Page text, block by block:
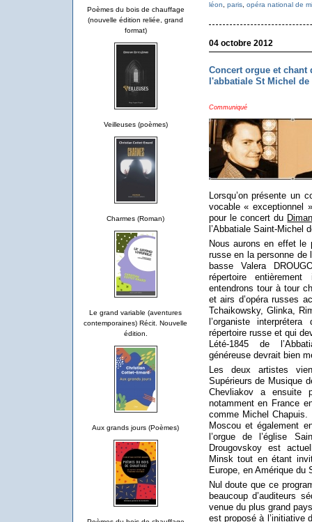
Poèmes du bois de chauffage
(nouvelle édition reliée, grand
format)
Veilleuses (poèmes)
Charmes (Roman)
Le grand variable (aventures
contemporaines) Récit. Nouvelle
édition.
Aux grands jours (Poèmes)
léon, paris, opéra national de
04 octobre 2012
Concert orgue et chant
l'abbatiale St Michel de
Communiqué
Lorsqu’on présente un
vocable « exceptionnel
pour le concert du
l’Abbatiale Saint-Michel
Nous aurons en effet le
russe en la personne de
basse Valera
répertoire
entendrons tour à tour
et airs d’opéra russes
Tchaikowsky, Glinka,
l’organiste
répertoire russe et qui
Lété-1845 de
généreuse devrait bien
Les deux artistes
Supérieurs de Musique
Chevliakov a ensuite
notamment en France
comme Michel Chapuis.
Moscou et également
l’orgue de l’église
Drougovskoy est
Minsk tout en étant
Europe, en Amérique du
Nul doute que ce
beaucoup d’auditeurs
venue du plus grand
est proposé à l’initiative